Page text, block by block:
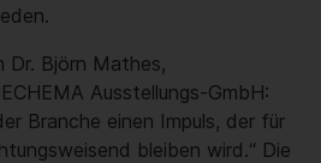
Dr. Björn Mathes,
Ausstellungs-GmbH:
Branche einen Impuls, der für
bleiben wird.“ Die